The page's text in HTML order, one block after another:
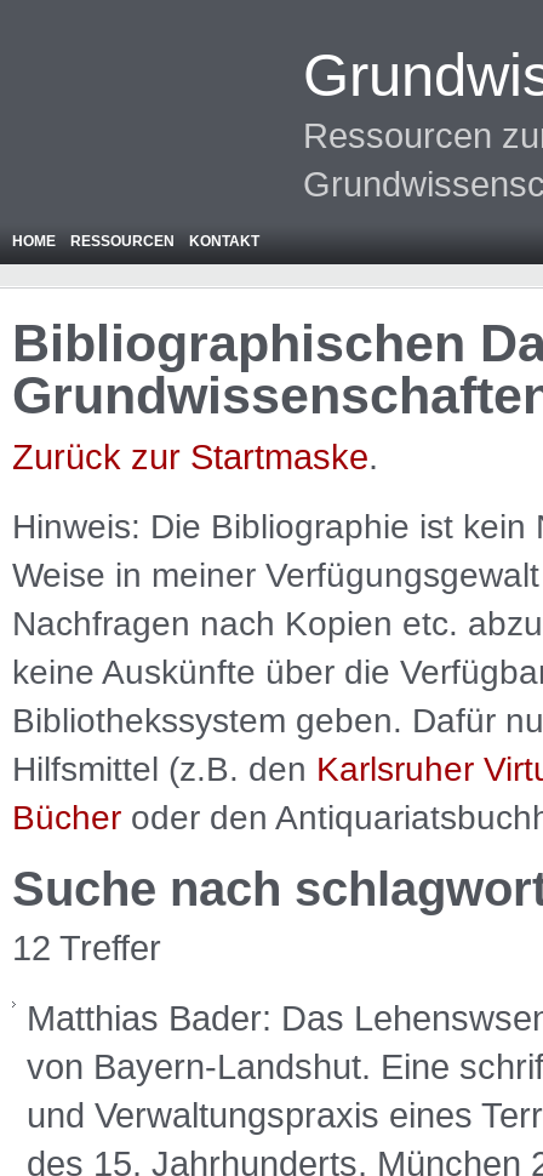
Ressourcen
HOME RESSOURCEN KONTAKT
Bibliographischen
Zurück zur Startmaske.
Hinweis: Die Bibliographie ist kein
Weise in meiner
Nachfragen nach Kopien etc.
keine Auskünfte über die
Bibliothekssystem geben. Dafür
Hilfsmittel (z.B. den Karlsruher
Bücher oder den
Suche nach
12 Treffer
Matthias Bader: Das
von Bayern-Landshut. Eine
und Verwaltungspraxis eines
des 15. Jahrhunderts, München